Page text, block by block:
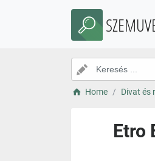
Home Divat és
Etro